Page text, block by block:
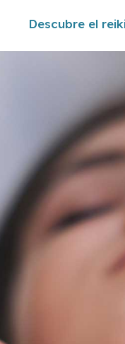
Descubre el